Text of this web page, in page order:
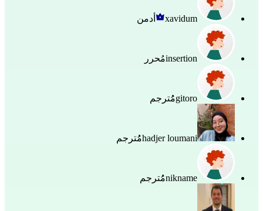
xavidum أدمن
insertionمُحرر
gitoroمُُترجم
hadjer loumaniمُُترجم
niknameمُُترجم